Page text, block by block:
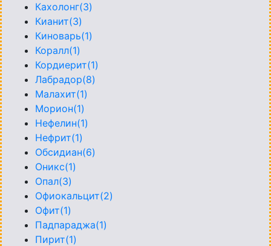
Кахолонг(3)
Кианит(3)
Киноварь(1)
Коралл(1)
Кордиерит(1)
Лабрадор(8)
Малахит(1)
Морион(1)
Нефелин(1)
Нефрит(1)
Обсидиан(6)
Оникс(1)
Опал(3)
Офиокальцит(2)
Офит(1)
Падпараджа(1)
Пирит(1)